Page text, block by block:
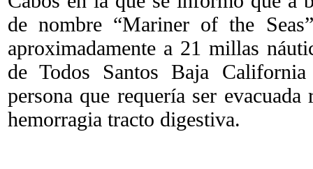
de nombre “Mariner of the
aproximadamente a 21 millas
de Todos Santos Baja
persona que requería ser evacuada
hemorragia tracto digestiva.